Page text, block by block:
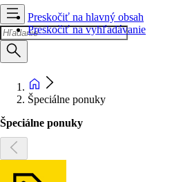
Preskočiť na hlavný obsah
Preskočiť na vyhľadávanie
Špeciálne ponuky
Špeciálne ponuky